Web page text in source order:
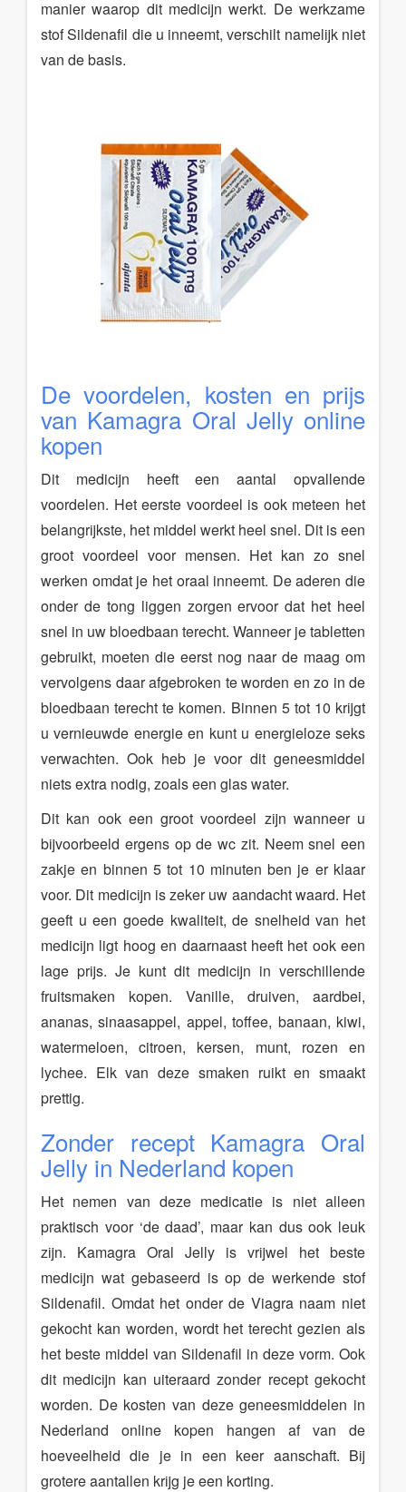
manier waarop dit medicijn werkt. De werkzame
stof Sildenafil die u inneemt, verschilt namelijk niet
van de basis.
De voordelen, kosten en prijs
van Kamagra Oral Jelly online
kopen
Dit medicijn heeft een aantal opvallende
voordelen. Het eerste voordeel is ook meteen het
belangrijkste, het middel werkt heel snel. Dit is een
groot voordeel voor mensen. Het kan zo snel
werken omdat je het oraal inneemt. De aderen die
onder de tong liggen zorgen ervoor dat het heel
snel in uw bloedbaan terecht. Wanneer je tabletten
gebruikt, moeten die eerst nog naar de maag om
vervolgens daar afgebroken te worden en zo in de
bloedbaan terecht te komen. Binnen 5 tot 10 krijgt
u vernieuwde energie en kunt u energieloze seks
verwachten. Ook heb je voor dit geneesmiddel
niets extra nodig, zoals een glas water.
Dit kan ook een groot voordeel zijn wanneer u
bijvoorbeeld ergens op de wc zit. Neem snel een
zakje en binnen 5 tot 10 minuten ben je er klaar
voor. Dit medicijn is zeker uw aandacht waard. Het
geeft u een goede kwaliteit, de snelheid van het
medicijn ligt hoog en daarnaast heeft het ook een
lage prijs. Je kunt dit medicijn in verschillende
fruitsmaken kopen. Vanille, druiven, aardbei,
ananas, sinaasappel, appel, toffee, banaan, kiwi,
watermeloen, citroen, kersen, munt, rozen en
lychee. Elk van deze smaken ruikt en smaakt
prettig.
Zonder recept Kamagra Oral
Jelly in Nederland kopen
Het nemen van deze medicatie is niet alleen
praktisch voor ‘de daad’, maar kan dus ook leuk
zijn. Kamagra Oral Jelly is vrijwel het beste
medicijn wat gebaseerd is op de werkende stof
Sildenafil. Omdat het onder de Viagra naam niet
gekocht kan worden, wordt het terecht gezien als
het beste middel van Sildenafil in deze vorm. Ook
dit medicijn kan uiteraard zonder recept gekocht
worden. De kosten van deze geneesmiddelen in
Nederland online kopen hangen af van de
hoeveelheid die je in een keer aanschaft. Bij
grotere aantallen krijg je een korting.